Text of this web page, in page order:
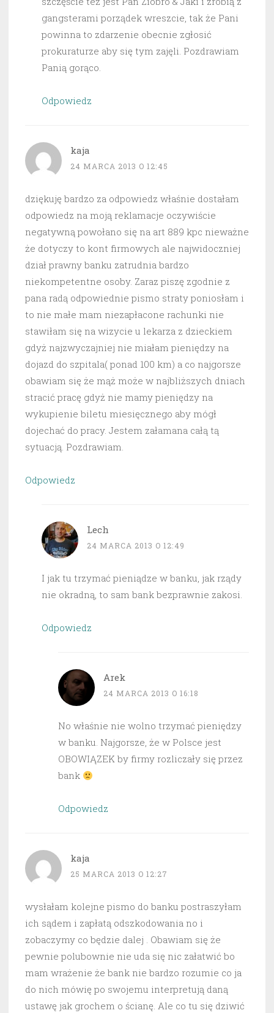
gangsterami porządek wreszcie, tak że Pani
powinna to zdarzenie obecnie zgłosić
prokuraturze aby się tym zajęli. Pozdrawiam
Panią gorąco.
Odpowiedz
kaja
24 MARCA 2013 O 12:45
dziękuję bardzo za odpowiedz właśnie dostałam
odpowiedz na moją reklamacje oczywiście
negatywną powołano się na art 889 kpc nieważne
że dotyczy to kont firmowych ale najwidoczniej
dział prawny banku zatrudnia bardzo
niekompetentne osoby. Zaraz piszę zgodnie z
pana radą odpowiednie pismo straty poniosłam i
to nie małe mam niezapłacone rachunki nie
stawiłam się na wizycie u lekarza z dzieckiem
gdyż najzwyczajniej nie miałam pieniędzy na
dojazd do szpitala( ponad 100 km) a co najgorsze
obawiam się że mąż może w najbliższych dniach
stracić pracę gdyż nie mamy pieniędzy na
wykupienie biletu miesięcznego aby mógł
dojechać do pracy. Jestem załamana całą tą
sytuacją. Pozdrawiam.
Odpowiedz
Lech
24 MARCA 2013 O 12:49
I jak tu trzymać pieniądze w banku, jak rządy
nie okradną, to sam bank bezprawnie zakosi.
Odpowiedz
Arek
24 MARCA 2013 O 16:18
No właśnie nie wolno trzymać pieniędzy
w banku. Najgorsze, że w Polsce jest
OBOWIĄZEK by firmy rozliczały się przez
bank
Odpowiedz
kaja
25 MARCA 2013 O 12:27
wysłałam kolejne pismo do banku postraszyłam
ich sądem i zapłatą odszkodowania no i
zobaczymy co będzie dalej . Obawiam się że
pewnie polubownie nie uda się nic załatwić bo
mam wrażenie że bank nie bardzo rozumie co ja
do nich mówię po swojemu interpretują daną
ustawę jak grochem o ścianę. Ale co tu się dziwić